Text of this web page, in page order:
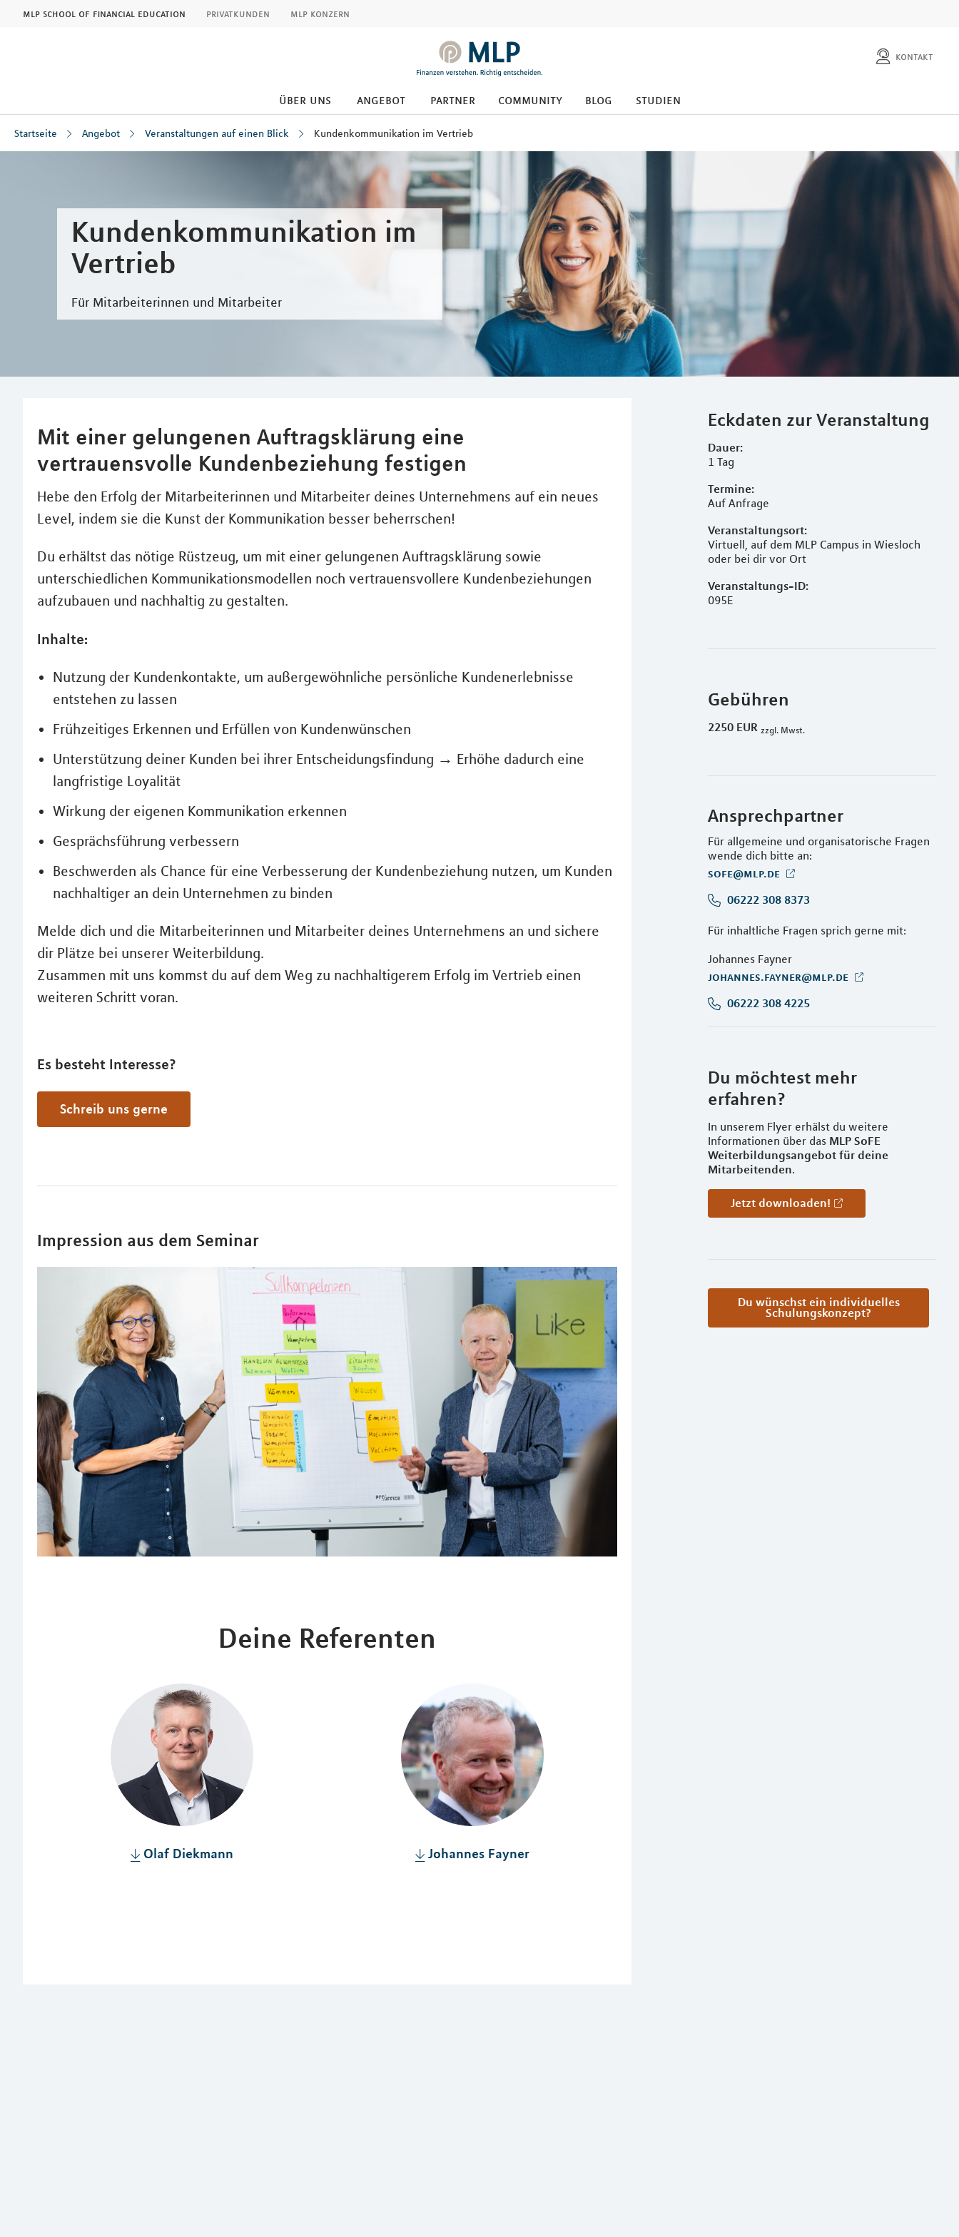
mlp school of financial education privatkunden mlp konzern
kontakt
über uns angebot partner community blog studien
Startseite Angebot Veranstaltungen auf einen Blick Kundenkommunikation im Vertrieb
Kundenkommunikation im
Vertrieb
Für Mitarbeiterinnen und Mitarbeiter
Mit einer gelungenen Auftragsklärung eine
vertrauensvolle Kundenbeziehung festigen
Hebe den Erfolg der Mitarbeiterinnen und Mitarbeiter deines Unternehmens auf ein neues
Level, indem sie die Kunst der Kommunikation besser beherrschen!
Du erhältst das nötige Rüstzeug, um mit einer gelungenen Auftragsklärung sowie
unterschiedlichen Kommunikationsmodellen noch vertrauensvollere Kundenbeziehungen
aufzubauen und nachhaltig zu gestalten.
Inhalte:
Nutzung der Kundenkontakte, um außergewöhnliche persönliche Kundenerlebnisse
entstehen zu lassen
Frühzeitiges Erkennen und Erfüllen von Kundenwünschen
Unterstützung deiner Kunden bei ihrer Entscheidungsfindung → Erhöhe dadurch eine
langfristige Loyalität
Wirkung der eigenen Kommunikation erkennen
Gesprächsführung verbessern
Beschwerden als Chance für eine Verbesserung der Kundenbeziehung nutzen, um Kunden
nachhaltiger an dein Unternehmen zu binden
Melde dich und die Mitarbeiterinnen und Mitarbeiter deines Unternehmens an und sichere
dir Plätze bei unserer Weiterbildung.
Zusammen mit uns kommst du auf dem Weg zu nachhaltigerem Erfolg im Vertrieb einen
weiteren Schritt voran.
Es besteht Interesse?
Schreib uns gerne
Eckdaten zur Veranstaltung
Dauer:
1 Tag
Termine:
Auf Anfrage
Veranstaltungsort:
Virtuell, auf dem MLP Campus in Wiesloch
oder bei dir vor Ort
Veranstaltungs-ID:
095E
Gebühren
2250 EUR zzgl. Mwst.
Ansprechpartner
Für allgemeine und organisatorische Fragen
wende dich bitte an:
sofe@mlp.de
06222 308 8373
Für inhaltliche Fragen sprich gerne mit:
Johannes Fayner
johannes.fayner@mlp.de
06222 308 4225
Du möchtest mehr
erfahren?
In unserem Flyer erhälst du weitere
Informationen über das MLP SoFE
Weiterbildungsangebot für deine
Mitarbeitenden.
Jetzt downloaden!
Du wünschst ein individuelles
Schulungskonzept?
Impression aus dem Seminar
Deine Referenten
Olaf Diekmann Johannes Fayner